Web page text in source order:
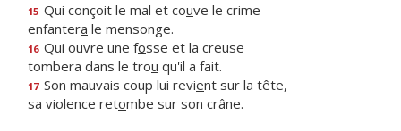
15 Qui conçoit le mal et couve le crime
enfantera le mensonge.
16 Qui ouvre une fosse et la creuse
tombera dans le trou qu'il a fait.
17 Son mauvais coup lui revient sur la tête,
sa violence retombe sur son crâne.